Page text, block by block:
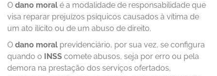
O dano moral é a modalidade de responsabilidade que
visa reparar prejuízos psíquicos causados à vítima de
um ato ilícito ou de um abuso de direito.
O dano moral previdenciário, por sua vez, se configura
quando o
INSS comete abusos, seja por erro ou pela
demora na prestação dos serviços ofertados,